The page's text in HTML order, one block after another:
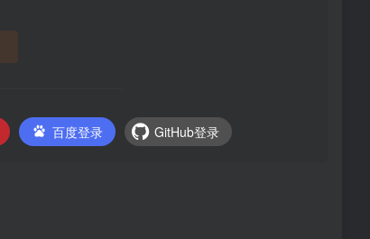
百度登录 GitHub登录